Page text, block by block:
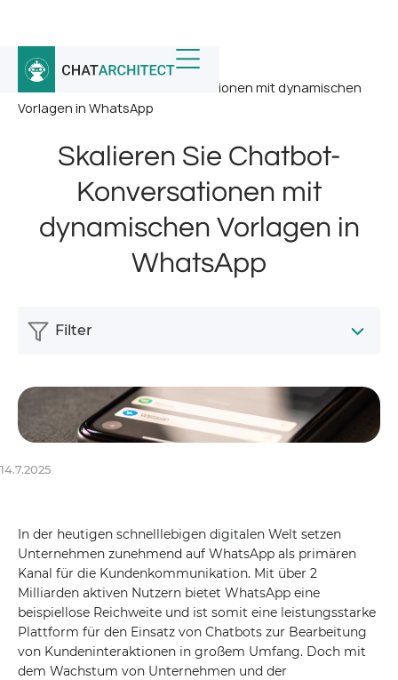
Startseite / Nachricht /
Skalieren Sie Chatbot-Konversationen mit dynamischen
Vorlagen in WhatsApp
Skalieren Sie Chatbot-
Konversationen mit
dynamischen Vorlagen in
WhatsApp
14.7.2025
In der heutigen schnelllebigen digitalen Welt setzen
Unternehmen zunehmend auf WhatsApp als primären
Kanal für die Kundenkommunikation. Mit über 2
Milliarden aktiven Nutzern bietet WhatsApp eine
beispiellose Reichweite und ist somit eine leistungsstarke
Plattform für den Einsatz von Chatbots zur Bearbeitung
von Kundeninteraktionen in großem Umfang. Doch mit
dem Wachstum von Unternehmen und der
Filter